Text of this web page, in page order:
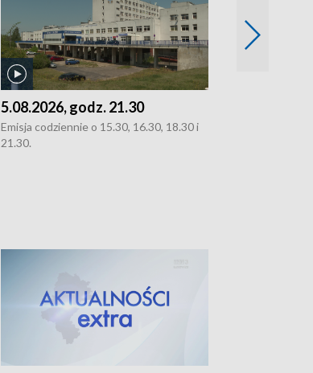
5.08.2026, godz. 21.30
Emisja codziennie o 15.30, 16.30, 18.30 i
21.30.